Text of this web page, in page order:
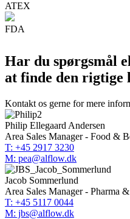
ATEX
FDA
Har du spørgsmål
at finde den rigtige
Kontakt os gerne for mere
Philip Ellegaard Andersen
Area Sales Manager - Food &
T: +45 2917 3230
M: pea@alflow.dk
Jacob Sommerlund
Area Sales Manager - Pharma
T: +45 5117 0044
M: jbs@alflow.dk